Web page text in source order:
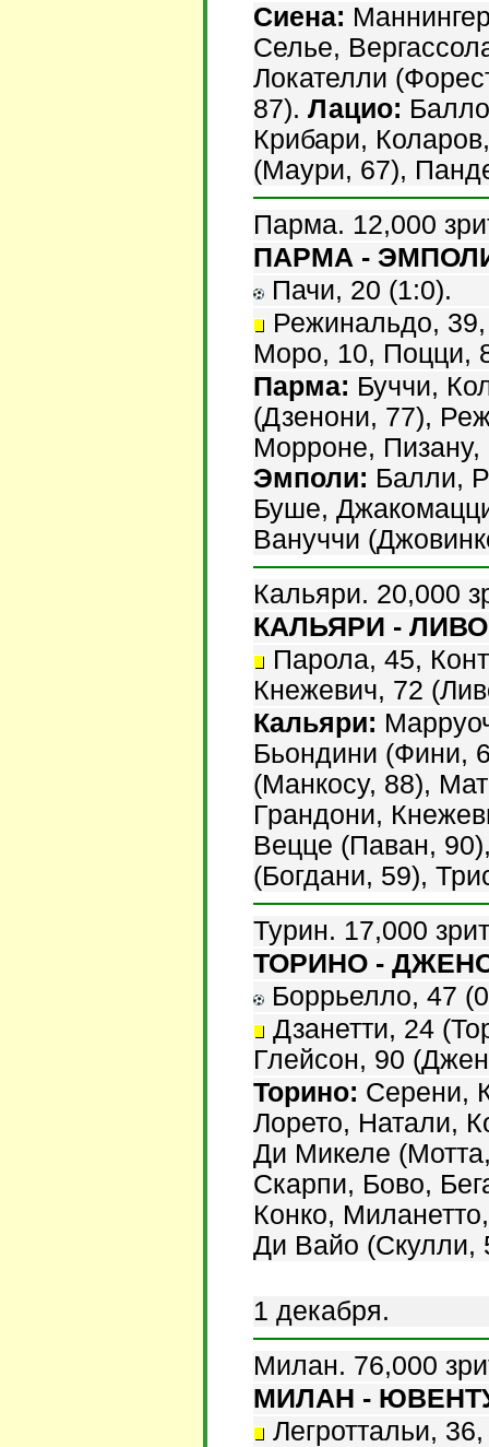
Сиена:
Селье,
Локателли
87). Лацио:
Крибари,
(Маури, 67),
Парма. 12,000
ПАРМА -
Пачи, 20 (1:0).
Режинальдо,
Моро, 10, Поцци,
Парма: Буччи,
(Дзенони, 77),
Морроне,
Эмполи: Балли,
Буше,
Вануччи
Кальяри. 20,000
КАЛЬЯРИ -
Парола, 45,
Кнежевич, 72
Кальяри:
Бьондини (Фини,
(Манкосу, 88),
Грандони,
Вецце (Паван,
(Богдани, 59),
Турин. 17,000
ТОРИНО -
Боррьелло, 47
Дзанетти, 24
Глейсон, 90
Торино: Серени,
Лорето, Натали,
Ди Микеле
Скарпи, Бово,
Конко,
Ди Вайо (Скулли,
1 декабря.
Милан. 76,000
МИЛАН -
Легроттальи,